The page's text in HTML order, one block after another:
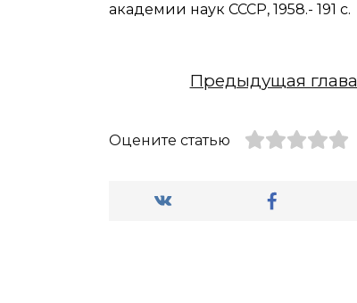
академии наук СССР, 1958.- 191 с.
Предыдущая глава
Оцените статью